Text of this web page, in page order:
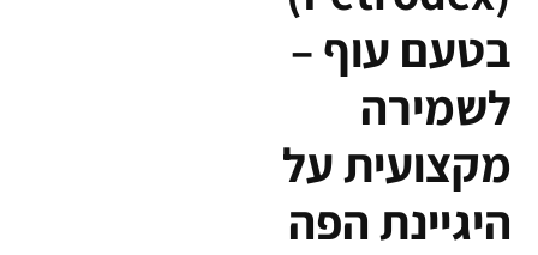
בטעם עוף –
לשמירה
מקצועית על
היגיינת הפה